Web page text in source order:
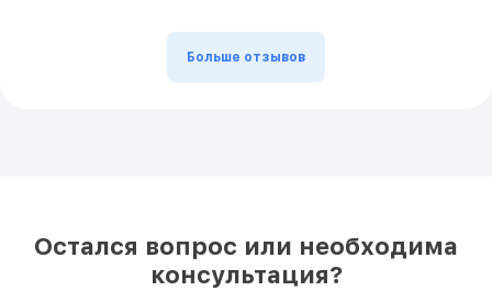
Больше отзывов
Остался вопрос или необходима
консультация?